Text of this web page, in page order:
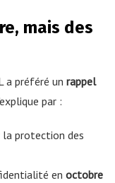
mais des
a préféré un rappel
par :
protection des
en octobre